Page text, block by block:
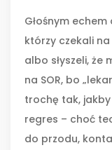
Głośnym
którzy czekali
albo słyszeli, że
na SOR, bo
trochę tak,
regres – choć
do przodu,